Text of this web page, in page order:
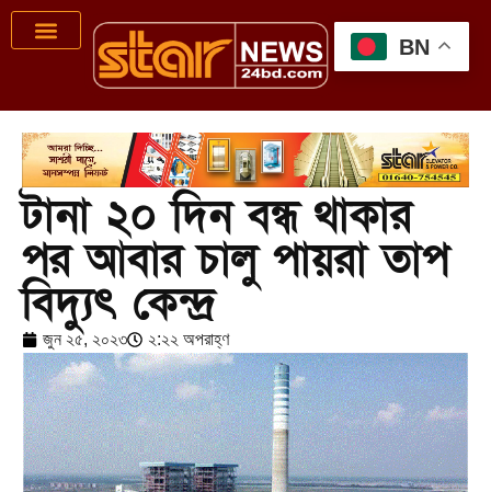
টানা ২০ দিন বন্ধ থাকার
পর আবার চালু পায়রা তাপ
বিদ্যুৎ কেন্দ্র
জুন ২৫, ২০২৩ ২:২২ অপরাহ্ণ
BN